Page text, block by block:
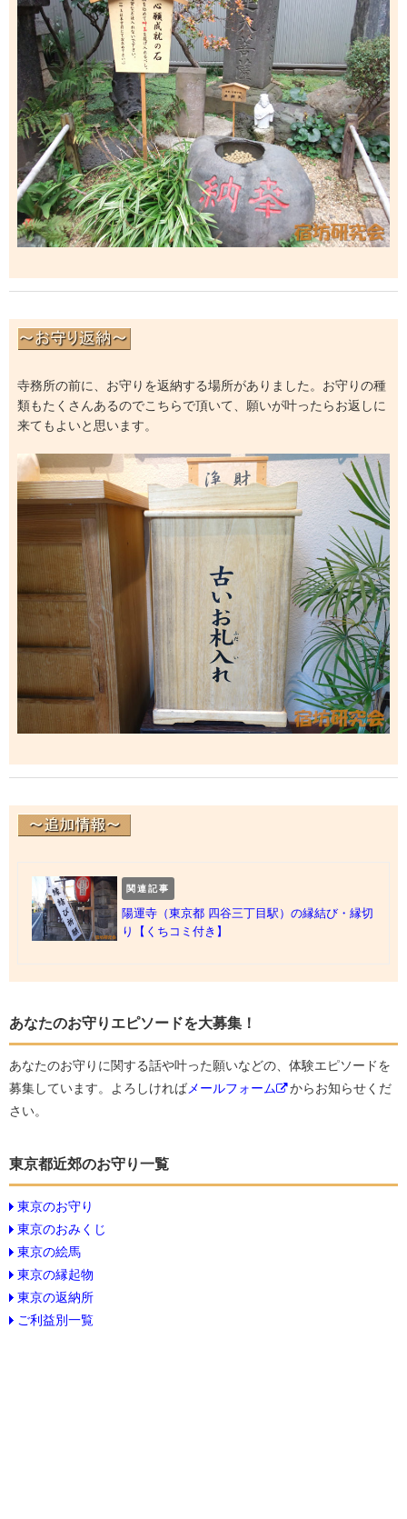
寺務所の前に、お守りを返納する場所がありました。お守りの種
類もたくさんあるのでこちらで頂いて、願いが叶ったらお返しに
来てもよいと思います。
関連記事
陽運寺（東京都 四谷三丁目駅）の縁結び・縁切
り【くちコミ付き】
あなたのお守りエピソードを大募集！
あなたのお守りに関する話や叶った願いなどの、体験エピソードを
募集しています。よろしければ メールフォーム
からお知らせくだ
さい。
東京都近郊のお守り一覧
東京のお守り
東京のおみくじ
東京の絵馬
東京の縁起物
東京の返納所
ご利益別一覧